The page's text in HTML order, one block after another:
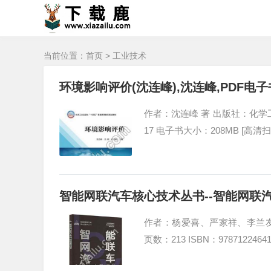
当前位置： 首页 > 工业技术
环境影响评价(沈连峰),沈连峰,PDF电
作者：沈连峰 著 出版社：化学
17 电子书大小：208MB [高清
智能网联汽车核心技术丛书--智能网联
作者：杨爱喜、严家祥、李兰
页数：213 ISBN：